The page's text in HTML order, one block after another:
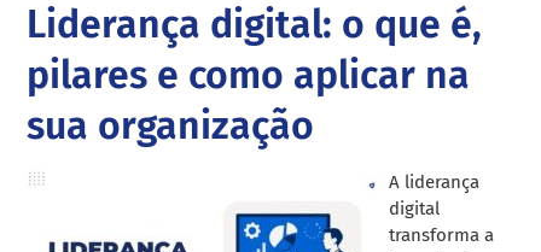
Liderança digital: o que é,
pilares e como aplicar na
sua organização
A liderança
digital
transforma a